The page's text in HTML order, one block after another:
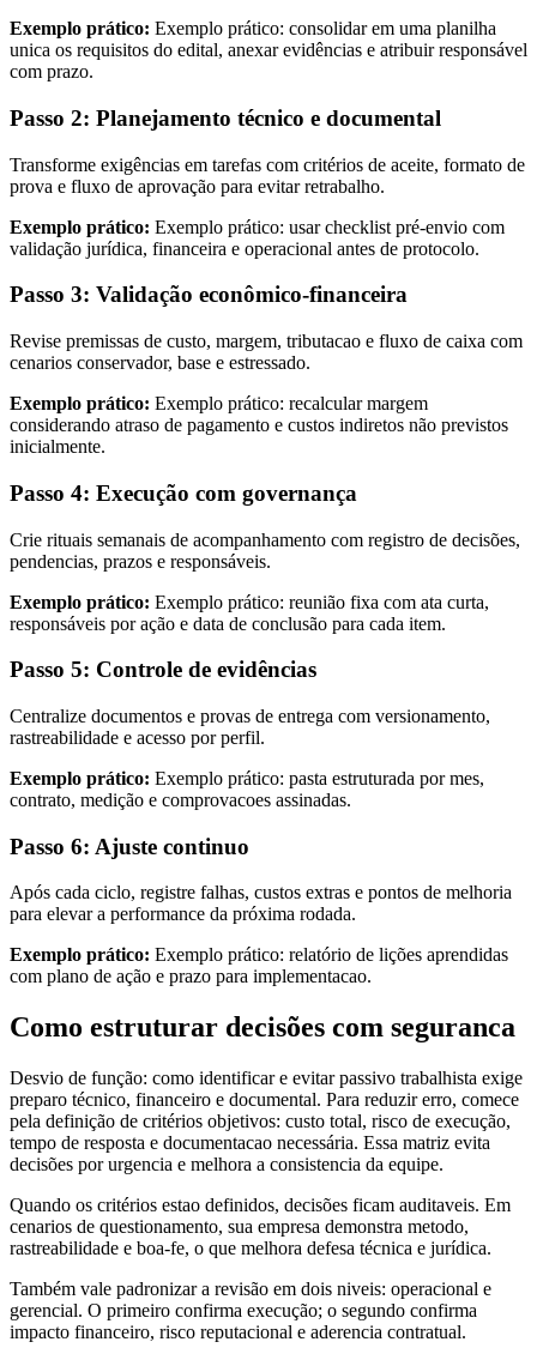
Exemplo prático: Exemplo prático: consolidar em uma planilha
unica os requisitos do edital, anexar evidências e atribuir responsável
com prazo.
Passo 2: Planejamento técnico e documental
Transforme exigências em tarefas com critérios de aceite, formato de
prova e fluxo de aprovação para evitar retrabalho.
Exemplo prático: Exemplo prático: usar checklist pré-envio com
validação jurídica, financeira e operacional antes de protocolo.
Passo 3: Validação econômico-financeira
Revise premissas de custo, margem, tributacao e fluxo de caixa com
cenarios conservador, base e estressado.
Exemplo prático: Exemplo prático: recalcular margem
considerando atraso de pagamento e custos indiretos não previstos
inicialmente.
Passo 4: Execução com governança
Crie rituais semanais de acompanhamento com registro de decisões,
pendencias, prazos e responsáveis.
Exemplo prático: Exemplo prático: reunião fixa com ata curta,
responsáveis por ação e data de conclusão para cada item.
Passo 5: Controle de evidências
Centralize documentos e provas de entrega com versionamento,
rastreabilidade e acesso por perfil.
Exemplo prático: Exemplo prático: pasta estruturada por mes,
contrato, medição e comprovacoes assinadas.
Passo 6: Ajuste continuo
Após cada ciclo, registre falhas, custos extras e pontos de melhoria
para elevar a performance da próxima rodada.
Exemplo prático: Exemplo prático: relatório de lições aprendidas
com plano de ação e prazo para implementacao.
Como estruturar decisões com seguranca
Desvio de função: como identificar e evitar passivo trabalhista exige
preparo técnico, financeiro e documental. Para reduzir erro, comece
pela definição de critérios objetivos: custo total, risco de execução,
tempo de resposta e documentacao necessária. Essa matriz evita
decisões por urgencia e melhora a consistencia da equipe.
Quando os critérios estao definidos, decisões ficam auditaveis. Em
cenarios de questionamento, sua empresa demonstra metodo,
rastreabilidade e boa-fe, o que melhora defesa técnica e jurídica.
Também vale padronizar a revisão em dois niveis: operacional e
gerencial. O primeiro confirma execução; o segundo confirma
impacto financeiro, risco reputacional e aderencia contratual.